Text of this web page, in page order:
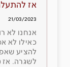
אז
21/03/2023
אנחנו לא
כאילו לא
להציע
לשגרה. אז